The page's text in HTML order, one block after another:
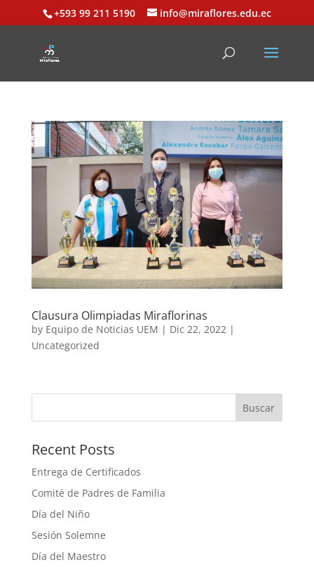
+593 99 211 5190 info@miraflores.edu.ec
Clausura Olimpiadas Miraflorinas
by Equipo de Noticias UEM | Dic 22, 2022|
Uncategorized
Buscar
Recent Posts
Entrega de Certificados
Comité de Padres de Familia
Día del Niño
Sesión Solemne
Día del Maestro